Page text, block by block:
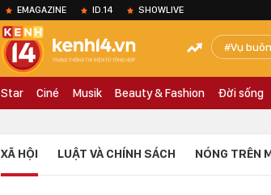
EMAGAZINE ID.14 SHOWLIVE
Vụ
Star Ciné Musik Beauty & Fashion Đời sống
XÃ HỘI LUẬT VÀ CHÍNH SÁCH NÓNG TRÊN